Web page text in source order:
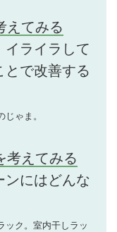
えてみる
イライラして
とで改善する
ゃま。
考えてみる
ンにはどんな
ック。室内干しラッ